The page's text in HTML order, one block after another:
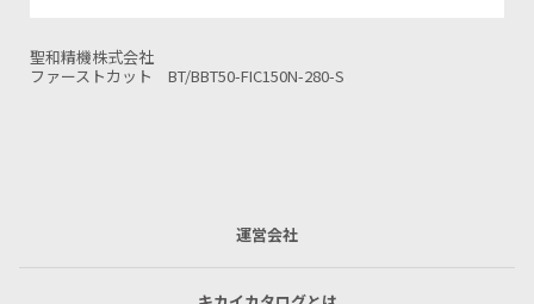
大径用ツインカット HSKA100-TWC325-205-S
運営会社